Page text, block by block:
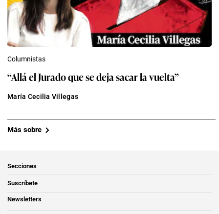
Columnistas
“Allá el Jurado que se deja sacar la vuelta”
María Cecilia Villegas
Más sobre
Secciones
Suscríbete
Newsletters